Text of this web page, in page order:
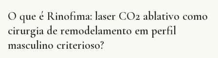
O que é Rinofima: laser CO2 ablativo como
cirurgia de remodelamento em perfil
masculino criterioso?